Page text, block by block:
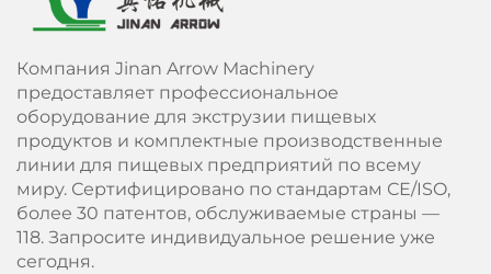
Компания Jinan Arrow Machinery
предоставляет профессиональное
оборудование для экструзии пищевых
продуктов и комплектные производственные
линии для пищевых предприятий по всему
миру. Сертифицировано по стандартам СЕ/ISO,
более 30 патентов, обслуживаемые страны —
118. Запросите индивидуальное решение уже
сегодня.